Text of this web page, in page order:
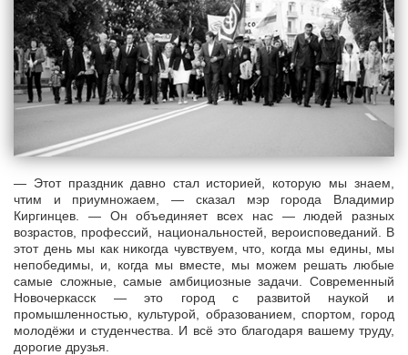
— Этот праздник давно стал историей, которую мы знаем,
чтим и приумножаем, — сказал мэр города Владимир
Киргинцев. — Он объединяет всех нас — людей разных
возрастов, профессий, национальностей, вероисповеданий. В
этот день мы как никогда чувствуем, что, когда мы едины, мы
непобедимы, и, когда мы вместе, мы можем решать любые
самые сложные, самые амбициозные задачи. Современный
Новочеркасск — это город с развитой наукой и
промышленностью, культурой, образованием, спортом, город
молодёжи и студенчества. И всё это благодаря вашему труду,
дорогие друзья.